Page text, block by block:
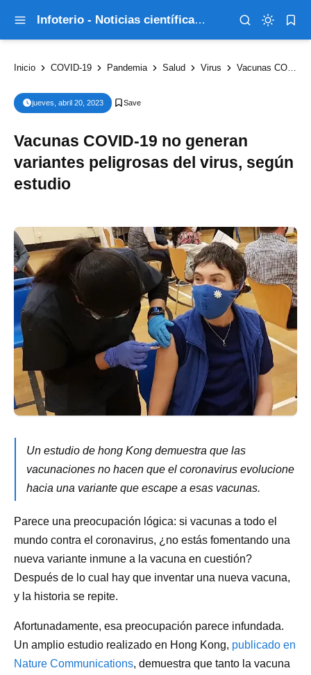
Infoterio - Noticias científicas que explican el mundo
Inicio COVID-19 Pandemia Salud Virus Vacunas COVID-19 no generan variantes peligrosas del virus, según estudio
jueves, abril 20, 2023
Vacunas COVID-19 no generan
variantes peligrosas del virus, según
estudio
Un estudio de hong Kong demuestra que las
vacunaciones no hacen que el coronavirus evolucione
hacia una variante que escape a esas vacunas.
Parece una preocupación lógica: si vacunas a todo el
mundo contra el coronavirus, ¿no estás fomentando una
nueva variante inmune a la vacuna en cuestión?
Después de lo cual hay que inventar una nueva vacuna,
y la historia se repite.
Afortunadamente, esa preocupación parece infundada.
Un amplio estudio realizado en Hong Kong, publicado en
Nature Communications, demuestra que tanto la vacuna